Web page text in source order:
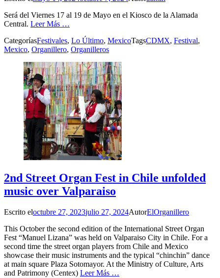
Será del Viernes 17 al 19 de Mayo en el Kiosco de la Alamada
Central. Leer Más …
CategoríasFestivales, Lo Último, MexicoTagsCDMX, Festival,
Mexico, Organillero, Organilleros
2nd Street Organ Fest in Chile unfolded
music over Valparaiso
Escrito eloctubre 27, 2023julio 27, 2024AutorElOrganillero
This October the second edition of the International Street Organ
Fest “Manuel Lizana” was held on Valparaiso City in Chile. For a
second time the street organ players from Chile and Mexico
showcase their music instruments and the typical “chinchin” dance
at main square Plaza Sotomayor. At the Ministry of Culture, Arts
and Patrimony (Centex) Leer Más …